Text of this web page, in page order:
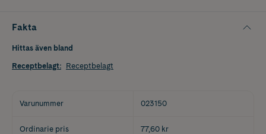
Fakta
Hittas även bland
Receptbelagt: Receptbelagt
Varunummer 023150
Ordinarie pris 77,60 kr